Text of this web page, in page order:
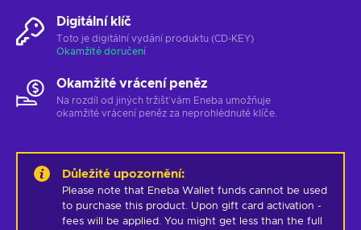
Digitální klíč
Toto je digitální vydání produktu (CD-KEY)
Okamžité doručení
Okamžité vrácení peněz
Na rozdíl od jiných tržišť vám Eneba umožňuje
okamžité vrácení peněz za neprohlédnuté klíče.
Důležité upozornění:
Please note that Eneba Wallet funds cannot be used
to purchase this product. Upon gift card activation -
fees will be applied. You might get less than the full